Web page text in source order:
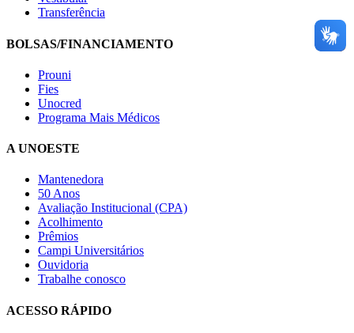
Transferência
BOLSAS/FINANCIAMENTO
Prouni
Fies
Unocred
Programa Mais Médicos
A UNOESTE
Mantenedora
50 Anos
Avaliação Institucional (CPA)
Acolhimento
Prêmios
Campi Universitários
Ouvidoria
Trabalhe conosco
ACESSO RÁPIDO